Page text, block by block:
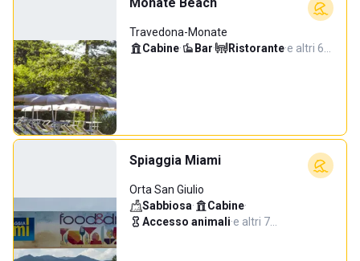
Travedona-Monate
Cabine· Bar· Ristorante·e altri 6…
Spiaggia Miami
Orta San Giulio
Sabbiosa· Cabine·
Accesso animali·e altri 7…